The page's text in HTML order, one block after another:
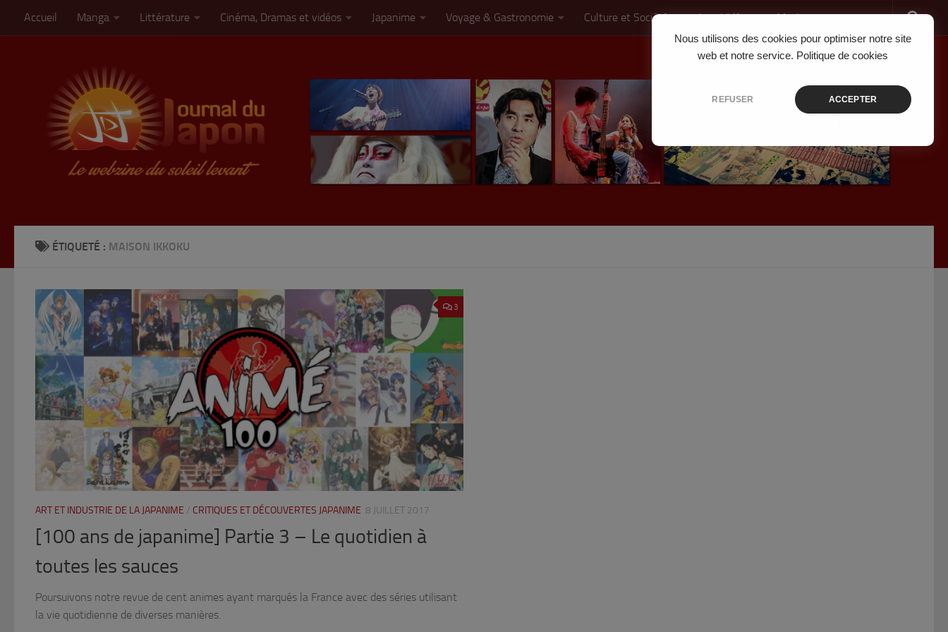
Nous utilisons des cookies pour optimiser notre site
web et notre service. Politique de cookies
REFUSER ACCEPTER
Skip to content
Accueil Manga Littérature Cinéma, Dramas et vidéos Japanime Voyage & Gastronomie Culture et Société Jeux Vidéo Musique
ÉTIQUETÉ : MAISON IKKOKU
3
ART ET INDUSTRIE DE LA JAPANIME / CRITIQUES ET DÉCOUVERTES JAPANIME 8 JUILLET 2017
[100 ans de japanime] Partie 3 – Le quotidien à
toutes les sauces
Poursuivons notre revue de cent animes ayant marqués la France avec des séries utilisant
la vie quotidienne de diverses manières.